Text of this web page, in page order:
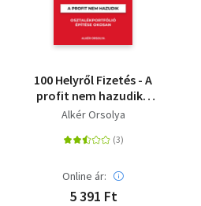
100 Helyről Fizetés - A
profit nem hazudik -
Osztalékportfólió
Alkér Orsolya
Online ár:
5 391 Ft